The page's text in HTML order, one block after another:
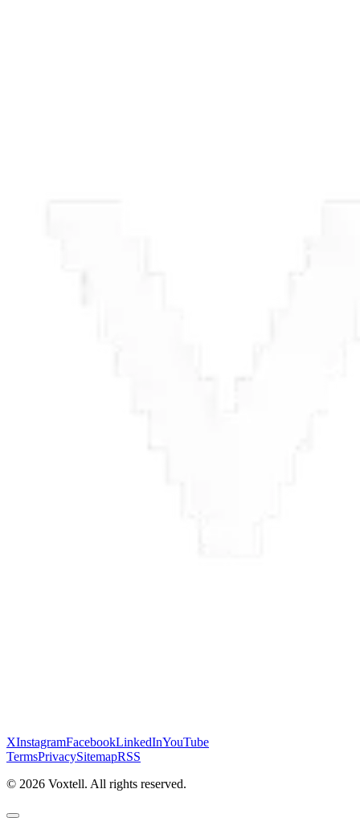
XInstagramFacebookLinkedInYouTube
TermsPrivacySitemapRSS
© 2026 Voxtell. All rights reserved.